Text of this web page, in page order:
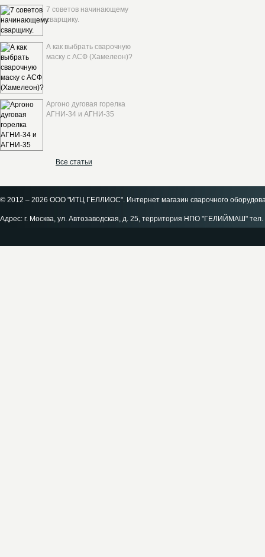
7 советов начинающему
сварщику.
А как выбрать сварочную
маску с АСФ (Хамелеон)?
Аргоно дуговая горелка
АГНИ-34 и АГНИ-35
Все статьи
© 2012 – 2026 ООО "ИТЦ ГЕЛЛИОС". Интернет магазин сварочного
Адрес: г. Москва, ул. Автозаводская, д. 25, территория НПО "ГЕЛИЙМАШ"